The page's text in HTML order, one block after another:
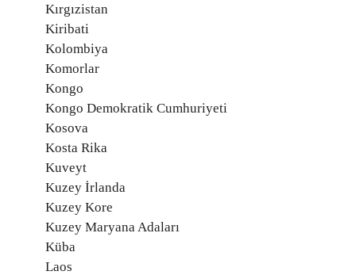
Kırgızistan
Kiribati
Kolombiya
Komorlar
Kongo
Kongo Demokratik Cumhuriyeti
Kosova
Kosta Rika
Kuveyt
Kuzey İrlanda
Kuzey Kore
Kuzey Maryana Adaları
Küba
Laos